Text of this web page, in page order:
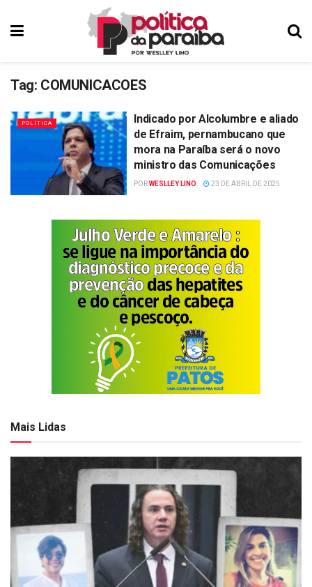
Tag: COMUNICACOES
POLÍTICA
Indicado por Alcolumbre e aliado
de Efraim, pernambucano que
mora na Paraíba será o novo
ministro das Comunicações
PORWESLLEY LINO 23 DE ABRIL DE 2025
Mais Lidas